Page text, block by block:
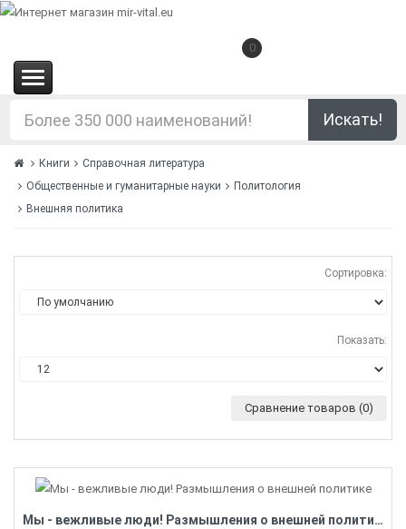
0
Искать!
Книги
Справочная литература
Общественные и гуманитарные науки
Политология
Внешняя политика
Сортировка:
Показать:
Сравнение товаров (0)
Мы - вежливые люди! Размышления о внешней политике